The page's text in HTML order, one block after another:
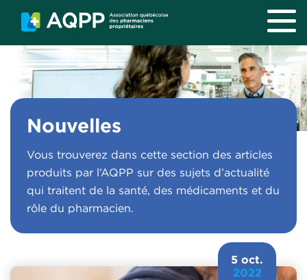
Aller au contenu principal
Nouvelles
Vous trouverez dans cette section des articles
produits par l’AQPP sur des sujets d’actualité
qui traitent de la santé, des médicaments et du
rôle du pharmacien.
5 oct.
2022